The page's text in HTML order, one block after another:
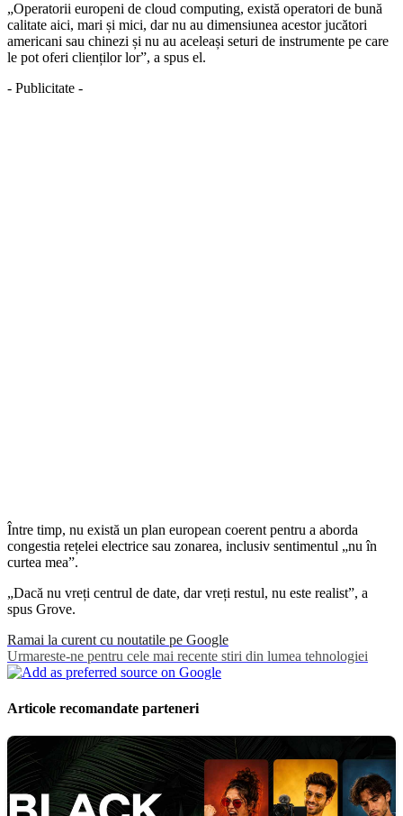
„Operatorii europeni de cloud computing, există operatori de bună
calitate aici, mari și mici, dar nu au dimensiunea acestor jucători
americani sau chinezi și nu au aceleași seturi de instrumente pe care
le pot oferi clienților lor”, a spus el.
- Publicitate -
Între timp, nu există un plan european coerent pentru a aborda
congestia rețelei electrice sau zonarea, inclusiv sentimentul „nu în
curtea mea”.
„Dacă nu vreți centrul de date, dar vreți restul, nu este realist”, a
spus Grove.
Ramai la curent cu noutatile pe Google
Urmareste-ne pentru cele mai recente stiri din lumea tehnologiei
Articole recomandate parteneri